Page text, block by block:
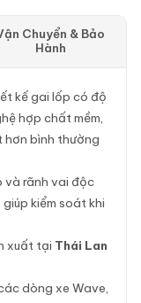
Chuyển & Bảo
Hành
kế gai lốp có độ
hợp chất mềm,
hơn bình thường
và rãnh vai độc
kiểm soát khi
xuất tại Thái Lan
dòng xe Wave,